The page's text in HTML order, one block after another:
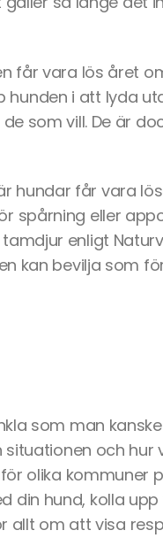
får vara lös året
i att lyda
som vill. De är
får vara
spårning eller
enligt
kan bevilja som
som man
och hur
olika kommuner
din hund, kolla
allt om att visa